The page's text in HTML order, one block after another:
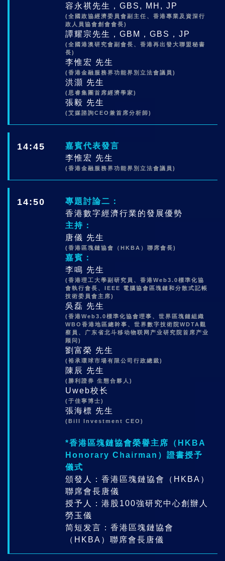
容永祺先生，GBS, MH, JP
(全國政協經濟委員會副主任、香港專業及資深行
政人員協會創會會長)
譚耀宗先生，GBM，GBS，JP
(全國港澳研究會副會長、香港再出發大聯盟秘書
長)
李惟宏 先生
(香港金融服務界功能界別立法會議員)
洪灝 先生
(思睿集團首席經濟學家)
張毅 先生
(艾媒諮詢CEO兼首席分析師)
14:45
嘉賓代表發言
李惟宏 先生
(香港金融服務界功能界別立法會議員)
14:50
專題討論二：
香港數字經濟行業的發展優勢
主持：
唐儀 先生
(香港區塊鏈協會（HKBA）聯席會長)
嘉賓：
李鳴 先生
(香港理工大學副研究員、香港Web3.0標準化協
會執行會長、IEEE 電腦協會區塊鏈和分散式記帳
技術委員會主席)
吳磊 先生
(香港Web3.0標準化協會理事、世界區塊鏈組織
WBO香港地區總幹事、世界數字技術院WDTA觀
察員、广东省北斗移动物联网产业研究院首席产业
顾问)
劉富榮 先生
(裕承環球市場有限公司行政總裁)
陳辰 先生
(勝利證券 生態合夥人)
Uweb校长
(于佳寧博士)
張海標 先生
(Bill Investment CEO)
*香港區塊鏈協會榮譽主席（HKBA
Honorary Chairman）證書授予
儀式
頒發人：香港區塊鏈協會（HKBA）
聯席會長唐儀
授予人：港股100強研究中心創辦人
勞玉儀
简短发言：香港區塊鏈協會
（HKBA）聯席會長唐儀